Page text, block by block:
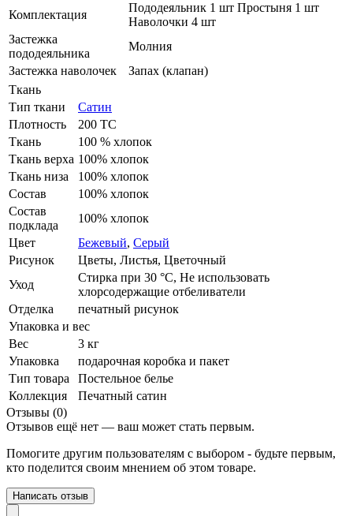
Комплектация
Пододеяльник 1 шт Простыня 1 шт
Наволочки 4 шт
Застежка
пододеяльника
Молния
Застежка наволочек
Запах (клапан)
Ткань
Тип ткани
Сатин
Плотность
200 ТС
Ткань
100 % хлопок
Ткань верха 100% хлопок
Ткань низа
100% хлопок
Состав
100% хлопок
Состав
подклада
100% хлопок
Цвет
Бежевый, Серый
Рисунок
Цветы, Листья, Цветочный
Уход
Стирка при 30 °С, Не использовать
хлорсодержащие отбеливатели
Отделка
печатный рисунок
Упаковка и вес
Вес
3 кг
Упаковка
подарочная коробка и пакет
Тип товара
Постельное белье
Коллекция
Печатный сатин
Отзывы (0)
Отзывов ещё нет — ваш может стать первым.
Помогите другим пользователям с выбором - будьте первым,
кто поделится своим мнением об этом товаре.
Написать отзыв